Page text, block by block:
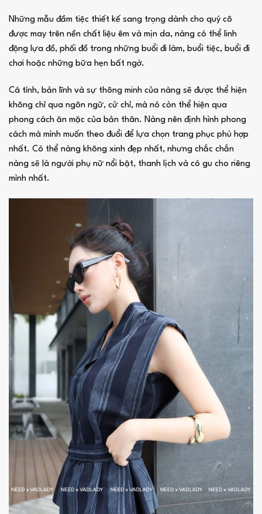
Những mẫu đầm tiệc thiết kế sang trọng dành cho quý cô
được may trên nền chất liệu êm và mịn da, nàng có thể linh
động lựa đồ, phối đồ trong những buổi đi làm, buổi tiệc, buổi đi
chơi hoặc những bữa hẹn bất ngờ.
Cá tính, bản lĩnh và sự thông minh của nàng sẽ được thể hiện
không chỉ qua ngôn ngữ, cử chỉ, mà nó còn thể hiện qua
phong cách ăn mặc của bản thân. Nàng nên định hình phong
cách mà mình muốn theo đuổi để lựa chọn trang phục phù hợp
nhất. Có thể nàng không xinh đẹp nhất, nhưng chắc chắn
nàng sẽ là người phụ nữ nổi bật, thanh lịch và có gu cho riêng
mình nhất.